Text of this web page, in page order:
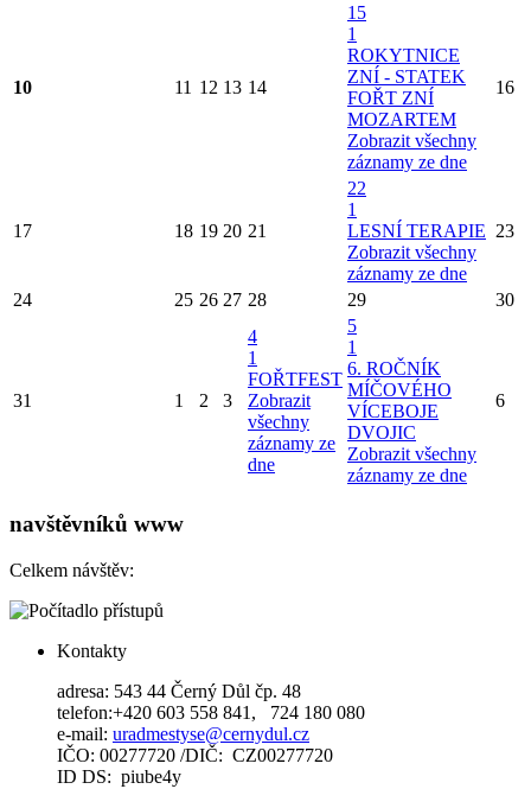
10 11 12 13 14
15
1
ROKYTNICE
ZNÍ - STATEK
FOŘT ZNÍ
MOZARTEM
Zobrazit všechny
záznamy ze dne
16
17 18 19 20 21
22
1
LESNÍ TERAPIE
Zobrazit všechny
záznamy ze dne
23
24 25 26 27 28 29 30
31 1 2 3
4
1
FOŘTFEST
Zobrazit
všechny
záznamy ze
dne
5
1
6. ROČNÍK
MÍČOVÉHO
VÍCEBOJE
DVOJIC
Zobrazit všechny
záznamy ze dne
6
navštěvníků www
Celkem návštěv:
Kontakty
adresa: 543 44 Černý Důl čp. 48
telefon:+420 603 558 841, 724 180 080
e-mail: uradmestyse@cernydul.cz
IČO: 00277720 /DIČ: CZ00277720
ID DS: piube4y